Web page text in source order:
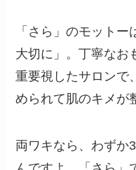
「さら」のモット
大切に」。丁寧なお
重要視したサロンで
められて肌のキメが
両ワキなら、わずか